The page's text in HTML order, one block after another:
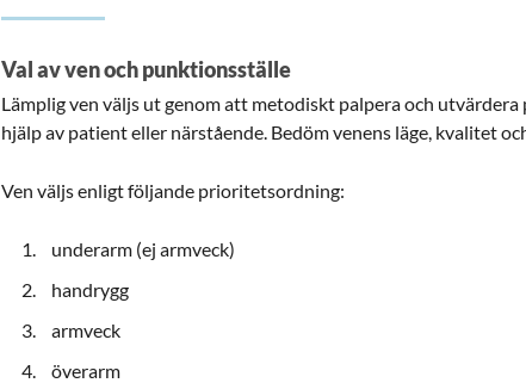
Val av ven och punktionsställe
Lämplig ven väljs ut genom att metodiskt palpera och utvärdera
hjälp av patient eller närstående. Bedöm venens läge, kvalitet
Ven väljs enligt följande prioritetsordning:
underarm (ej armveck)
handrygg
armveck
överarm